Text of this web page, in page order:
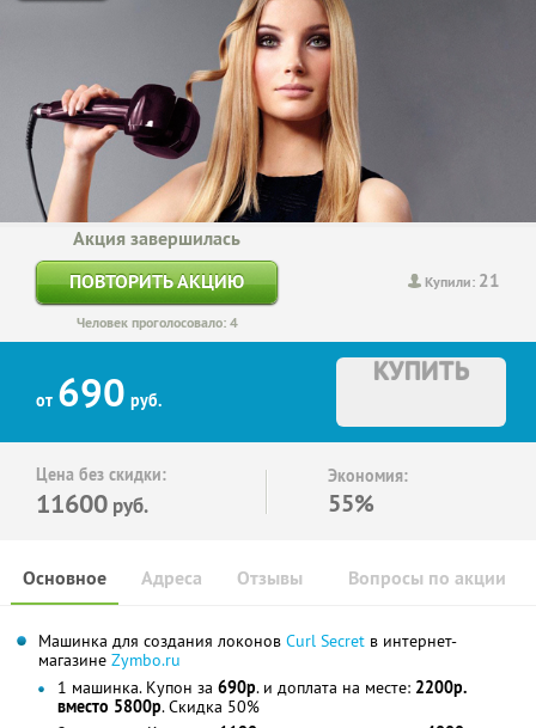
Купили: 21
Акция завершилась
ПОВТОРИТЬ АКЦИЮ
Человек проголосовало: 4
от 690 руб.
КУПИТЬ
Цена без скидки:
11600 руб.
Экономия:
55%
Основное Отзывы Вопросы по акции
Адреса
Машинка для создания локонов Curl Secret в интернет-
магазине Zymbo.ru
1 машинка. Купон за 690р. и доплата на месте: 2200р.
вместо 5800р. Скидка 50%